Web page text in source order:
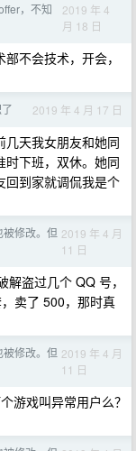
，不知
2019 年 4
月 18 日
不会技术，开会，
2019 年 4 月 17 日
几天我女朋友和她同
下班，双休。她同
回到家就调侃我是个
修改。但 2019 年 4 月
11 日
盗过几个 QQ 号，
卖了 500，那时真
修改。但 2019 年 4 月
11 日
游戏叫异常用户么？